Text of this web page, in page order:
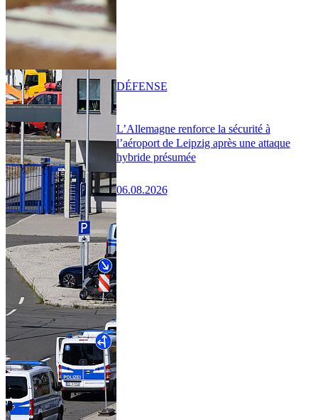
L’Allemagne renforce la sécurité à
l’aéroport de Leipzig après une attaque
hybride présumée
06.08.2026
DÉFENSE